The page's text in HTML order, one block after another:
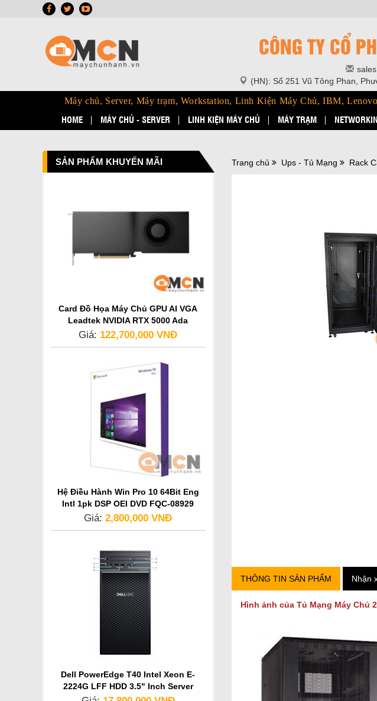
CÔNG TY CỔ
(HN): Số 251 Vũ Tông Phan,
Máy chủ, Server, Máy trạm, Workstation, Linh Kiện Máy Chủ, IBM,
HOME MÁY CHỦ - SERVER LINH KIỆN MÁY CHỦ MÁY TRẠM
SẢN PHẨM KHUYẾN MÃI
Card Đồ Họa Máy Chủ GPU AI VGA
Leadtek NVIDIA RTX 5000 Ada
Generation
Giá: 122,700,000 VNĐ
Hệ Điều Hành Win Pro 10 64Bit Eng
Intl 1pk DSP OEI DVD FQC-08929
Giá:2,800,000 VNĐ
Dell PowerEdge T40 Intel Xeon E-
2224G LFF HDD 3.5" Inch Server
Trang chủ Ups - Tủ Mạng Rack
THÔNG TIN SẢN PHẨM Nhận
Hình ảnh của Tủ Mạng Máy Chủ